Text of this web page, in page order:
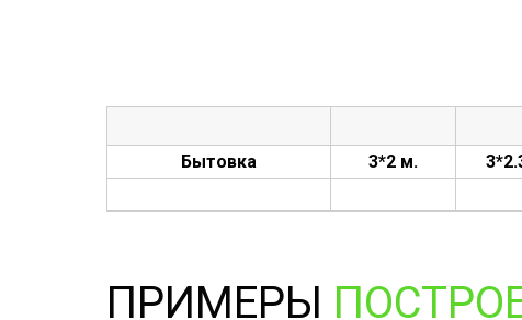
Бытовка 3*2 м.
ПРИМЕРЫ